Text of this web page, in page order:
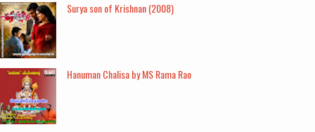
Surya son of Krishnan (2008)
Hanuman Chalisa by MS Rama Rao